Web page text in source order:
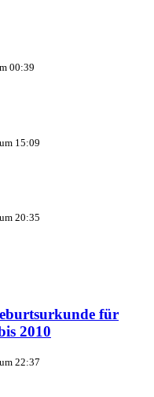
00:39
15:09
20:35
für
2010
22:37